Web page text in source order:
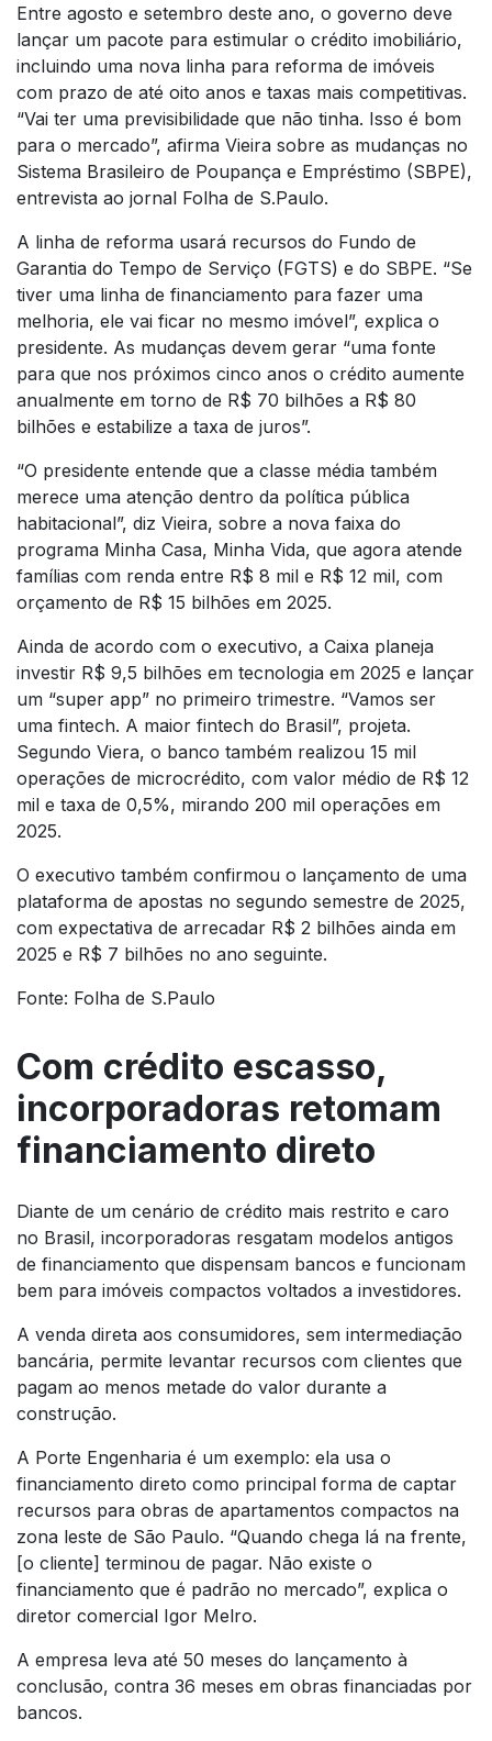
Entre agosto e setembro deste ano, o governo deve
lançar um pacote para estimular o crédito imobiliário,
incluindo uma nova linha para reforma de imóveis
com prazo de até oito anos e taxas mais competitivas.
“Vai ter uma previsibilidade que não tinha. Isso é bom
para o mercado”, afirma Vieira sobre as mudanças no
Sistema Brasileiro de Poupança e Empréstimo (SBPE),
entrevista ao jornal Folha de S.Paulo.
A linha de reforma usará recursos do Fundo de
Garantia do Tempo de Serviço (FGTS) e do SBPE. “Se
tiver uma linha de financiamento para fazer uma
melhoria, ele vai ficar no mesmo imóvel”, explica o
presidente. As mudanças devem gerar “uma fonte
para que nos próximos cinco anos o crédito aumente
anualmente em torno de R$ 70 bilhões a R$ 80
bilhões e estabilize a taxa de juros”.
“O presidente entende que a classe média também
merece uma atenção dentro da política pública
habitacional”, diz Vieira, sobre a nova faixa do
programa Minha Casa, Minha Vida, que agora atende
famílias com renda entre R$ 8 mil e R$ 12 mil, com
orçamento de R$ 15 bilhões em 2025.
Ainda de acordo com o executivo, a Caixa planeja
investir R$ 9,5 bilhões em tecnologia em 2025 e lançar
um “super app” no primeiro trimestre. “Vamos ser
uma fintech. A maior fintech do Brasil”, projeta.
Segundo Viera, o banco também realizou 15 mil
operações de microcrédito, com valor médio de R$ 12
mil e taxa de 0,5%, mirando 200 mil operações em
2025.
O executivo também confirmou o lançamento de uma
plataforma de apostas no segundo semestre de 2025,
com expectativa de arrecadar R$ 2 bilhões ainda em
2025 e R$ 7 bilhões no ano seguinte.
Fonte: Folha de S.Paulo
Com crédito escasso,
incorporadoras retomam
financiamento direto
Diante de um cenário de crédito mais restrito e caro
no Brasil, incorporadoras resgatam modelos antigos
de financiamento que dispensam bancos e funcionam
bem para imóveis compactos voltados a investidores.
A venda direta aos consumidores, sem intermediação
bancária, permite levantar recursos com clientes que
pagam ao menos metade do valor durante a
construção.
A Porte Engenharia é um exemplo: ela usa o
financiamento direto como principal forma de captar
recursos para obras de apartamentos compactos na
zona leste de São Paulo. “Quando chega lá na frente,
[o cliente] terminou de pagar. Não existe o
financiamento que é padrão no mercado”, explica o
diretor comercial Igor Melro.
A empresa leva até 50 meses do lançamento à
conclusão, contra 36 meses em obras financiadas por
bancos.